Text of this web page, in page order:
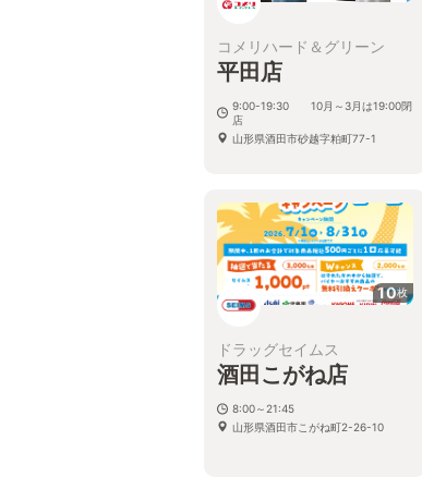
コメリハード＆グリーン
平田店
9:00-19:30 10月～3月は19:00閉
店
山形県酒田市砂越字粕町77-1
10枚
ドラッグセイムス
酒田こがね店
8:00～21:45
山形県酒田市こがね町2-26-10